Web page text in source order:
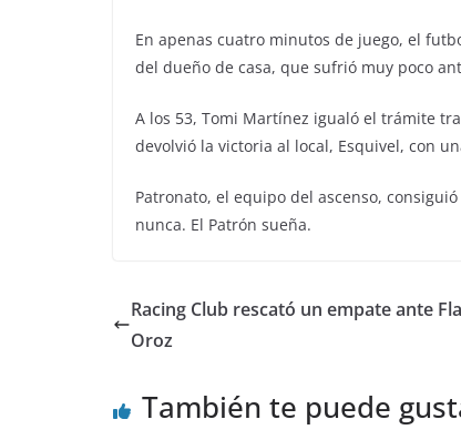
En apenas cuatro minutos de juego, el
del dueño de casa, que sufrió muy poco
A los 53, Tomi Martínez igualó el trámite
devolvió la victoria al local, Esquivel, con
Patronato, el equipo del ascenso,
nunca. El Patrón sueña.
Racing Club rescató un empate ante
Oroz
También te puede